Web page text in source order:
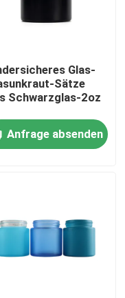
Glas-
Sätze
Schwarzglas-2oz
Anfrage absenden